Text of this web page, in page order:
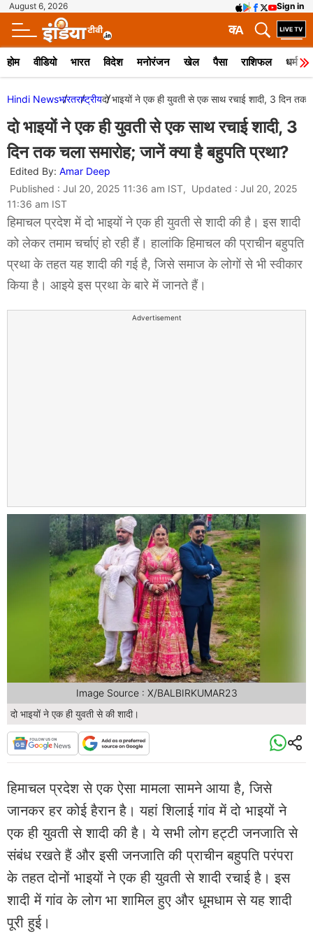
August 6, 2026 Sign in
A
क
होम वीडियो भारत विदेश मनोरंजन खेल पैसा राशिफल धर्म
Hindi Newsभारतराष्ट्रीयदो भाइयों ने एक ही युवती से एक साथ रचाई शादी, 3 दिन तक
दो भाइयों ने एक ही युवती से एक साथ रचाई शादी, 3
दिन तक चला समारोह; जानें क्या है बहुपति प्रथा?
Edited By: Amar Deep
Published : Jul 20, 2025 11:36 am IST, Updated : Jul 20, 2025
11:36 am IST
हिमाचल प्रदेश में दो भाइयों ने एक ही युवती से शादी की है। इस शादी
को लेकर तमाम चर्चाएं हो रही हैं। हालांकि हिमाचल की प्राचीन बहुपति
प्रथा के तहत यह शादी की गई है, जिसे समाज के लोगों से भी स्वीकार
किया है। आइये इस प्रथा के बारे में जानते हैं।
Advertisement
दो भाइयों ने एक ही युवती से की शादी।
Image Source : X/BALBIRKUMAR23
हिमाचल प्रदेश से एक ऐसा मामला सामने आया है, जिसे
जानकर हर कोई हैरान है। यहां शिलाई गांव में दो भाइयों ने
एक ही युवती से शादी की है। ये सभी लोग हट्टी जनजाति से
संबंध रखते हैं और इसी जनजाति की प्राचीन बहुपति परंपरा
के तहत दोनों भाइयों ने एक ही युवती से शादी रचाई है। इस
शादी में गांव के लोग भा शामिल हुए और धूमधाम से यह शादी
पूरी हुई।